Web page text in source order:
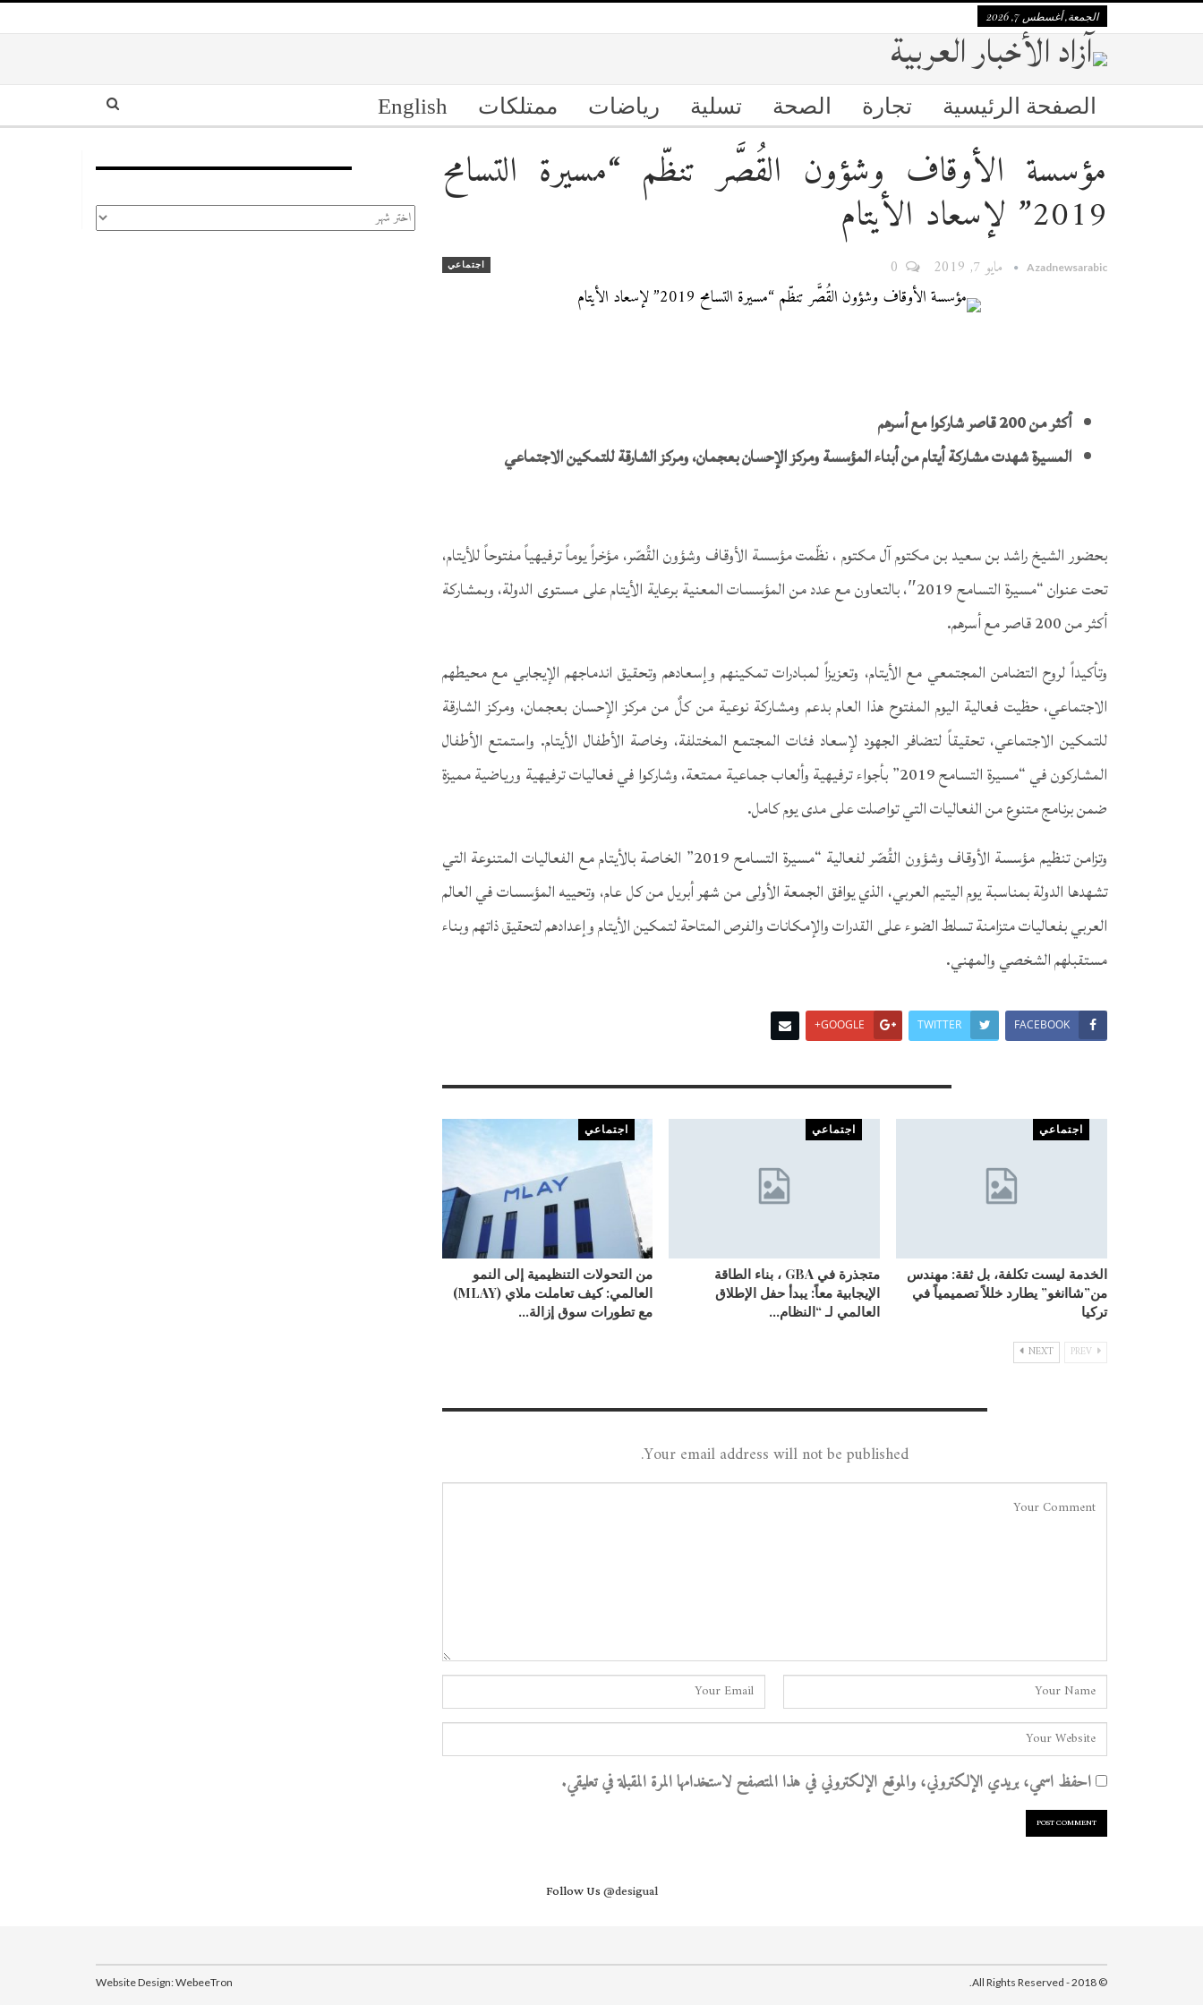
الجمعة, أغسطس 7, 2026
الصفحة الرئيسية تجارة الصحة تسلية رياضات ممتلكات English
مؤسسة الأوقاف وشؤون القُصَّر تنظّم “مسيرة التسامح
2019” لإسعاد الأيتام
اجتماعي Azadnewsarabic مايو 7, 2019
أكثر من 200 قاصر شاركوا مع أسرهم
المسيرة شهدت مشاركة أيتام من أبناء المؤسسة ومركز الإحسان بعجمان، ومركز الشارقة للتمكين الاجتماعي
بحضور الشيخ راشد بن سعيد بن مكتوم آل مكتوم ، نظّمت مؤسسة الأوقاف وشؤون القُصّر، مؤخراً يوماً ترفيهياً مفتوحاً للأيتام،
تحت عنوان “مسيرة التسامح 2019″، بالتعاون مع عدد من المؤسسات المعنية برعاية الأيتام على مستوى الدولة، وبمشاركة
أكثر من 200 قاصر مع أسرهم.
وتأكيداً لروح التضامن المجتمعي مع الأيتام، وتعزيزاً لمبادرات تمكينهم وإسعادهم وتحقيق اندماجهم الإيجابي مع محيطهم
الاجتماعي، حظيت فعالية اليوم المفتوح هذا العام بدعم ومشاركة نوعية من كلٌ من مركز الإحسان بعجمان، ومركز الشارقة
للتمكين الاجتماعي، تحقيقاً لتضافر الجهود لإسعاد فئات المجتمع المختلفة، وخاصة الأطفال الأيتام. واستمتع الأطفال
المشاركون في “مسيرة التسامح 2019” بأجواء ترفيهية وألعاب جماعية ممتعة، وشاركوا في فعاليات ترفيهية ورياضية مميزة
ضمن برنامج متنوع من الفعاليات التي تواصلت على مدى يوم كامل.
وتزامن تنظيم مؤسسة الأوقاف وشؤون القُصّر لفعالية “مسيرة التسامح 2019” الخاصة بالأيتام مع الفعاليات المتنوعة التي
تشهدها الدولة بمناسبة يوم اليتيم العربي، الذي يوافق الجمعة الأولى من شهر أبريل من كل عام، وتحييه المؤسسات في العالم
العربي بفعاليات متزامنة تسلط الضوء على القدرات والإمكانات والفرص المتاحة لتمكين الأيتام وإعدادهم لتحقيق ذاتهم وبناء
مستقبلهم الشخصي والمهني.
FACEBOOK
TWITTER
GOOGLE+
اجتماعي
الخدمة ليست تكلفة، بل ثقة: مهندس
من”شاانغو” يطارد خللاً تصميمياً في
تركيا
اجتماعي
متجذرة في GBA ، بناء الطاقة
الإيجابية معاً: يبدأ حفل الإطلاق
العالمي لـ “النظام…
اجتماعي
من التحولات التنظيمية إلى النمو
العالمي: كيف تعاملت ملاي (MLAY)
مع تطورات سوق إزالة…
NEXT
Your email address will not be published.
احفظ اسمي، بريدي الإلكتروني، والموقع الإلكتروني في هذا المتصفح لاستخدامها المرة المقبلة في تعليقي.
الأرشيف
Follow Us@desigual
© 2018 - All Rights Reserved.
Website Design:WebeeTron